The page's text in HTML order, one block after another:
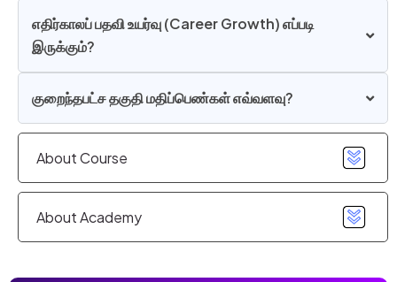
About Course
About Academy
எதிர்காலப் பதவி உயர்வு (Career Growth) எப்படி
இருக்கும்?
குறைந்தபட்ச தகுதி மதிப்பெண்கள் எவ்வளவு?